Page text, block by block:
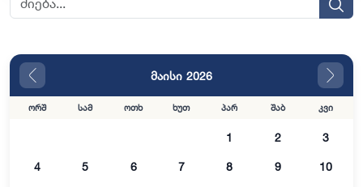
მაისი 2026
ორშ სამ ოთხ ხუთ პარ შაბ კვი
1 2 3
4 5 6 7 8 9 10